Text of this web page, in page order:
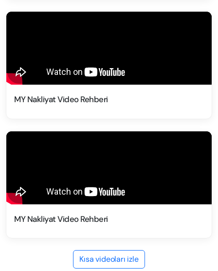
MY Nakliyat Video Rehberi
MY Nakliyat Video Rehberi
Kısa videoları izle